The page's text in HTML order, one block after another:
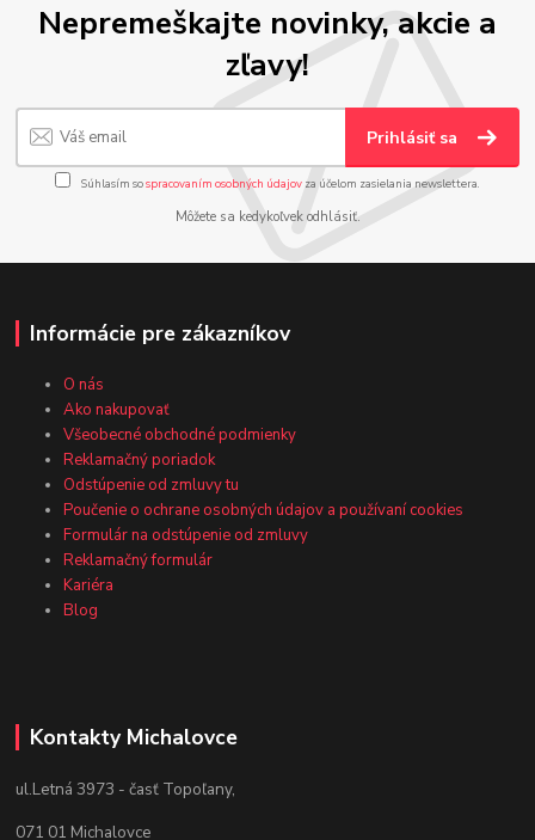
Nepremeškajte novinky, akcie a
zľavy!
Prihlásiť sa
Súhlasím sospracovaním osobných údajov za účelom zasielania newslettera.
Môžete sa kedykoľvek odhlásiť.
Informácie pre zákazníkov
O nás
Ako nakupovať
Všeobecné obchodné podmienky
Reklamačný poriadok
Odstúpenie od zmluvy tu
Poučenie o ochrane osobných údajov a používaní cookies
Formulár na odstúpenie od zmluvy
Reklamačný formulár
Kariéra
Blog
Kontakty Michalovce
ul.Letná 3973 - časť Topoľany,
071 01 Michalovce